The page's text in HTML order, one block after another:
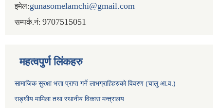
इमेल:gunasomelamchi@gmail.com
सम्पर्क.नं: 9707515051
महत्वपुर्ण लिंकहरु
सामाजिक सुरक्षा भत्ता प्राप्त गर्ने लाभग्राहिहरुको विवरण (चालु आ.व.)
सङ्घीय मामिला तथा स्थानीय विकास मन्त्रालय